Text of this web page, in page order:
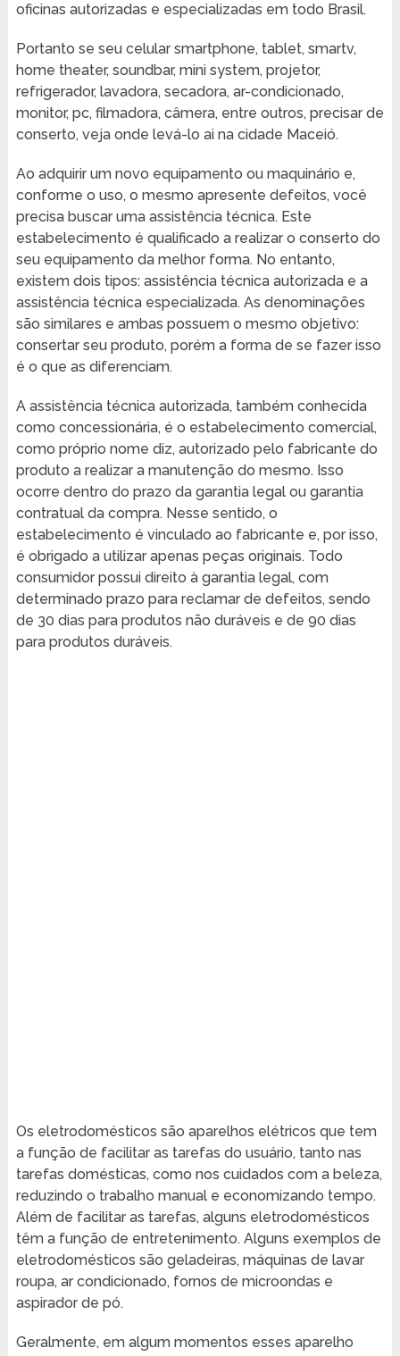
oficinas autorizadas e especializadas em todo Brasil.
Portanto se seu celular smartphone, tablet, smartv,
home theater, soundbar, mini system, projetor,
refrigerador, lavadora, secadora, ar-condicionado,
monitor, pc, filmadora, câmera, entre outros, precisar de
conserto, veja onde levá-lo ai na cidade Maceió.
Ao adquirir um novo equipamento ou maquinário e,
conforme o uso, o mesmo apresente defeitos, você
precisa buscar uma assistência técnica. Este
estabelecimento é qualificado a realizar o conserto do
seu equipamento da melhor forma. No entanto,
existem dois tipos: assistência técnica autorizada e a
assistência técnica especializada. As denominações
são similares e ambas possuem o mesmo objetivo:
consertar seu produto, porém a forma de se fazer isso
é o que as diferenciam.
A assistência técnica autorizada, também conhecida
como concessionária, é o estabelecimento comercial,
como próprio nome diz, autorizado pelo fabricante do
produto a realizar a manutenção do mesmo. Isso
ocorre dentro do prazo da garantia legal ou garantia
contratual da compra. Nesse sentido, o
estabelecimento é vinculado ao fabricante e, por isso,
é obrigado a utilizar apenas peças originais. Todo
consumidor possui direito à garantia legal, com
determinado prazo para reclamar de defeitos, sendo
de 30 dias para produtos não duráveis e de 90 dias
para produtos duráveis.
Os eletrodomésticos são aparelhos elétricos que tem
a função de facilitar as tarefas do usuário, tanto nas
tarefas domésticas, como nos cuidados com a beleza,
reduzindo o trabalho manual e economizando tempo.
Além de facilitar as tarefas, alguns eletrodomésticos
têm a função de entretenimento. Alguns exemplos de
eletrodomésticos são geladeiras, máquinas de lavar
roupa, ar condicionado, fornos de microondas e
aspirador de pó.
Geralmente, em algum momentos esses aparelho